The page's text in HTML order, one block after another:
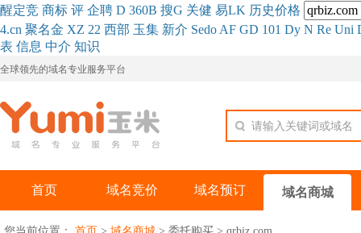
醒定竞 商标 评 企聘 D 360B 搜G 关健 易LK 历史价格
4.cn 聚名金 XZ 22 西部 玉集 新介 Sedo AF GD 101 Dy N Re Uni
表 信息 中介 知识